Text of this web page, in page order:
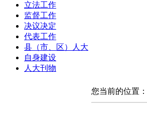
立法工作
监督工作
决议决定
代表工作
县（市、区）人大
自身建设
人大刊物
您当前的位置：